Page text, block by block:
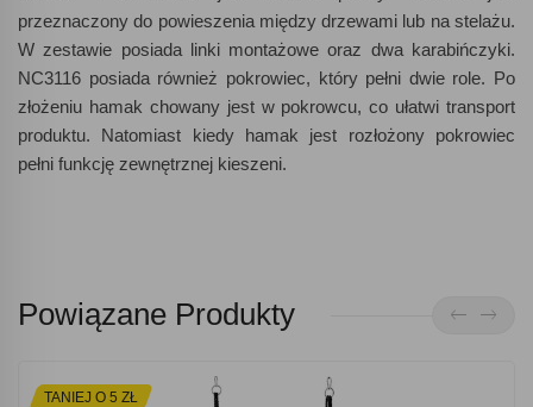
przeznaczony do powieszenia między drzewami lub na stelażu.
W zestawie posiada linki montażowe oraz dwa karabińczyki.
NC3116 posiada również pokrowiec, który pełni dwie role. Po
złożeniu hamak chowany jest w pokrowcu, co ułatwi transport
produktu. Natomiast kiedy hamak jest rozłożony pokrowiec
pełni funkcję zewnętrznej kieszeni.
Powiązane Produkty
TANIEJ O 5 ZŁ